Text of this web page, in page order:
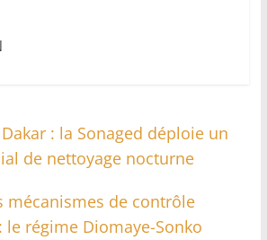
: la Sonaged déploie un
de nettoyage nocturne
mécanismes de contrôle
régime Diomaye-Sonko